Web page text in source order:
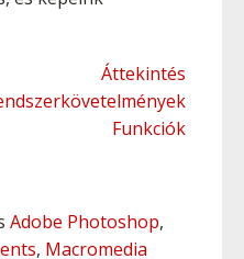
Áttekintés
Funkciók
Adobe Photoshop,
, Macromedia